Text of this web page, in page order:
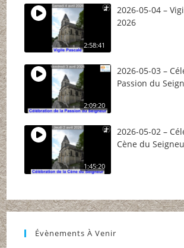
2:58:41
2026-05-04 –
2026
2:09:20
2026-05-03 –
Passion du
1:45:20
2026-05-02 –
Cène du
Évènements À Venir